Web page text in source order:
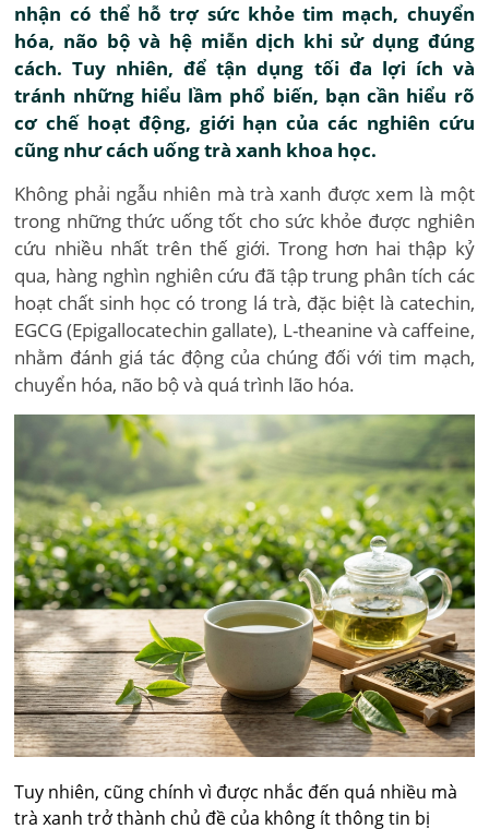
nhận có thể hỗ trợ sức khỏe tim mạch, chuyển
hóa, não bộ và hệ miễn dịch khi sử dụng đúng
cách. Tuy nhiên, để tận dụng tối đa lợi ích và
tránh những hiểu lầm phổ biến, bạn cần hiểu rõ
cơ chế hoạt động, giới hạn của các nghiên cứu
cũng như cách uống trà xanh khoa học.
Không phải ngẫu nhiên mà trà xanh được xem là một
trong những thức uống tốt cho sức khỏe được nghiên
cứu nhiều nhất trên thế giới. Trong hơn hai thập kỷ
qua, hàng nghìn nghiên cứu đã tập trung phân tích các
hoạt chất sinh học có trong lá trà, đặc biệt là catechin,
EGCG (Epigallocatechin gallate), L-theanine và caffeine,
nhằm đánh giá tác động của chúng đối với tim mạch,
chuyển hóa, não bộ và quá trình lão hóa.
Tuy nhiên, cũng chính vì được nhắc đến quá nhiều mà
trà xanh trở thành chủ đề của không ít thông tin bị